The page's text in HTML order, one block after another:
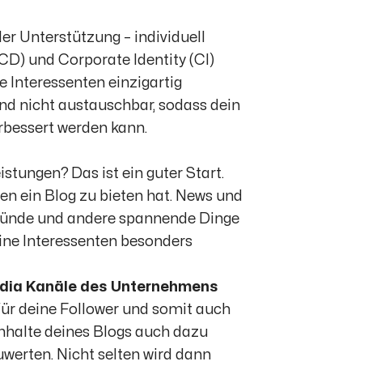
Unterstützung – individuell
und Corporate Identity (CI)
Interessenten einzigartig
nicht austauschbar, sodass dein
werden kann.
Das ist ein guter Start.
ein Blog zu bieten hat. News und
und andere spannende Dinge
Interessenten besonders
Kanäle des Unternehmens
deine Follower und somit auch
deines Blogs auch dazu
Nicht selten wird dann